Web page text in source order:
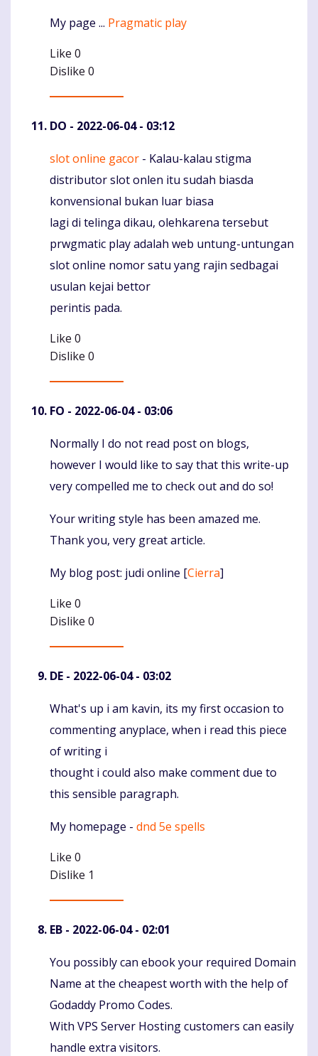
My page ... Pragmatic play
Like 0
Dislike 0
DO - 2022-06-04 - 03:12
Komentaras
slot online gacor - Kalau-kalau stigma
distributor slot onlen itu sudah biasda
konvensional bukan luar biasa
lagi di telinga dikau, olehkarena tersebut
prwgmatic play adalah web untung-untungan
slot online nomor satu yang rajin sedbagai
usulan kejai bettor
perintis pada.
Like 0
Dislike 0
FO - 2022-06-04 - 03:06
Komentaras
Normally I do not read post on blogs,
however I would like to say that this write-up
very compelled me to check out and do so!
Your writing style has been amazed me.
Thank you, very great article.
My blog post: judi online [Cierra]
Like 0
Dislike 0
DE - 2022-06-04 - 03:02
Komentaras
What's up i am kavin, its my first occasion to
commenting anyplace, when i read this piece
of writing i
thought i could also make comment due to
this sensible paragraph.
My homepage - dnd 5e spells
Like 0
Dislike 1
EB - 2022-06-04 - 02:01
Komentaras
You possibly can ebook your required Domain
Name at the cheapest worth with the help of
Godaddy Promo Codes.
With VPS Server Hosting customers can easily
handle extra visitors.